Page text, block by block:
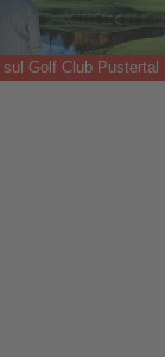
sul Golf Club Pustertal